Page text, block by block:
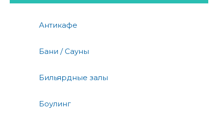
Антикафе
Бани / Сауны
Бильярдные залы
Боулинг